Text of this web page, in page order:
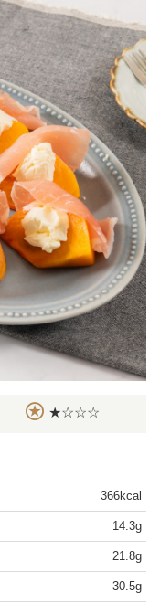
★☆☆☆
366kcal
14.3g
21.8g
30.5g